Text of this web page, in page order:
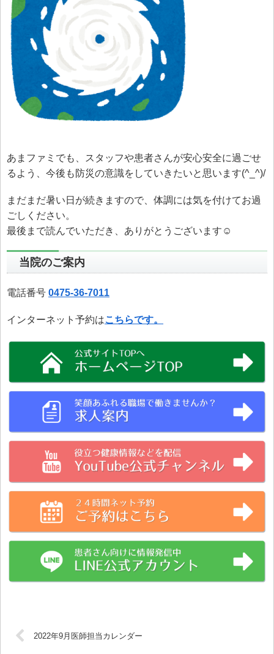
あまファミでも、スタッフや患者さんが安心安全に過ごせ
るよう、今後も防災の意識をしていきたいと思います(^_^)/
まだまだ暑い日が続きますので、体調には気を付けてお過
ごしください。
最後まで読んでいただき、ありがとうございます☺
当院のご案内
電話番号 0475-36-7011
インターネット予約はこちらです。
2022年9月医師担当カレンダー